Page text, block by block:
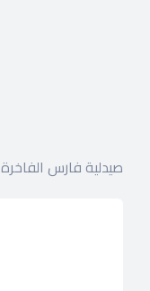
صيدلية فارس الفاخرة